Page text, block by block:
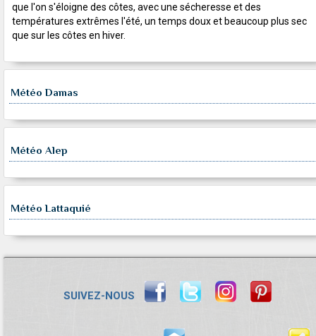
que l'on s'éloigne des côtes, avec une sécheresse et des
températures extrêmes l'été, un temps doux et beaucoup plus sec
que sur les côtes en hiver.
Météo Damas
Météo Alep
Météo Lattaquié
SUIVEZ-NOUS